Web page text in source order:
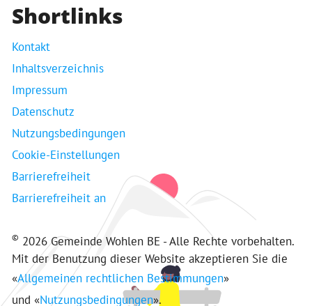
Shortlinks
Kontakt
Inhaltsverzeichnis
Impressum
Datenschutz
Nutzungsbedingungen
Cookie-Einstellungen
Barrierefreiheit
Barrierefreiheit an
© 2026 Gemeinde Wohlen BE - Alle Rechte vorbehalten.
Mit der Benutzung dieser Website akzeptieren Sie die
«Allgemeinen rechtlichen Bestimmungen»
und «Nutzungsbedingungen».